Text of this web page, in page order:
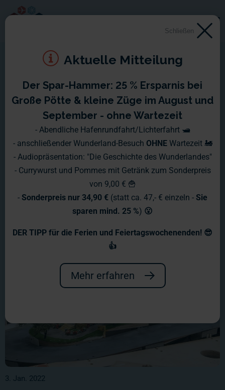
Wochenberichte 2021
Hier erhalten Sie die aktuellsten News
und Infos aus dem Wunderland -
"druckfrisch" jeden Montag!
3. Jan. 2022
Schließen
Aktuelle Mitteilung
Der Spar-Hammer: 25 % Ersparnis bei
Große Pötte & kleine Züge im August und
September - ohne Wartezeit
- Abendliche Hafenrundfahrt/Lichterfahrt 🛥️
- anschließender Wunderland-Besuch OHNE Wartezeit 🚂
- Audiopräsentation: "Die Geschichte des Wunderlandes"
- Currywurst und Pommes mit Getränk zum Sonderpreis
von 9,00 € 🍟
- Sonderpreis nur 34,90 € (statt ca. 47,- € einzeln - Sie
sparen mind. 25 %) 😮
DER TIPP für die Ferien und Feiertagswochenenden! 😎
👍
Mehr erfahren